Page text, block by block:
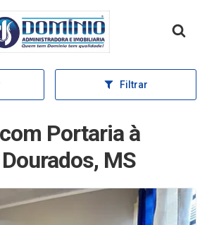
inicial
Filtrar
Portaria à
MS